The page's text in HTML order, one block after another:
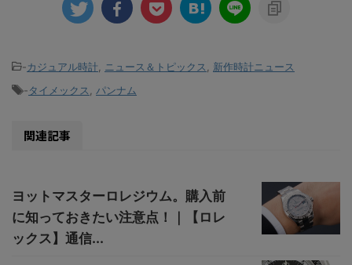
-カジュアル時計 ニュース＆トピックス
新作時計ニュース
-タイメックス パンナム
関連記事
ヨットマスターロレジウム。購入前
に知っておきたい注意点！｜【ロレ
ックス】通信...